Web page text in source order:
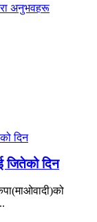
अनुभवहरू
जितेको दिन